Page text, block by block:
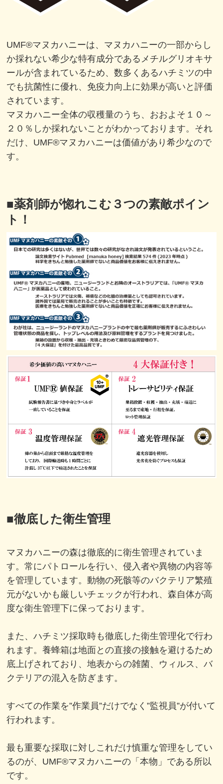
UMF®マヌカハニーは、マヌカハニーの一部からし
か採れない希少な特有成分であるメチルグリオキサ
ールが含まれているため、数多くあるハチミツの中
でも抗菌性に優れ、免疫力向上に効果が高いと評価
されています。
マヌカハニー全体の収穫量のうち、おおよそ１０～
２０％しか採れないことがわかっております。それ
だけ、UMF®マヌカハニーは価値があり希少なので
す。
■薬剤師が惚れこむ３つの素敵ポイン
ト！
■徹底した衛生管理
マヌカハニーの森は徹底的に衛生管理されていま
す。常にパトロールを行い、侵入者や異物の内容等
を管理しています。動物の死骸等のバクテリア繁殖
元がないかも厳しいチェックが行われ、森自体が高
度な衛生管理下に保っております。
また、ハチミツ採取時も徹底した衛生管理化で行わ
れます。養蜂箱は地面との直接の接触を避けるため
底上げされており、地表からの雑菌、ウィルス、バ
クテリアの混入を防ぎます。
すべての作業を”作業員”だけでなく”監視員”が付いて
行われます。
最も重要な採取に対しこれだけ慎重な管理をしてい
るのが、 UMF®マヌカハニーの「本物」である所以
です。